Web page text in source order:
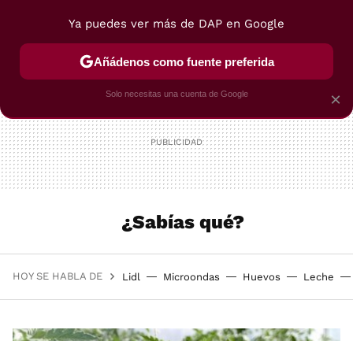
POSTRES VIAJES SELECCIÓN VEGUI
¿Sabías qué?
HOY SE HABLA DE Lidl Microondas Huevos Leche
×
Ya puedes ver más de DAP en Google
Añádenos como fuente preferida
Solo necesitas una cuenta de Google